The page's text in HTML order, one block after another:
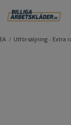
Utförsäljning - Extra